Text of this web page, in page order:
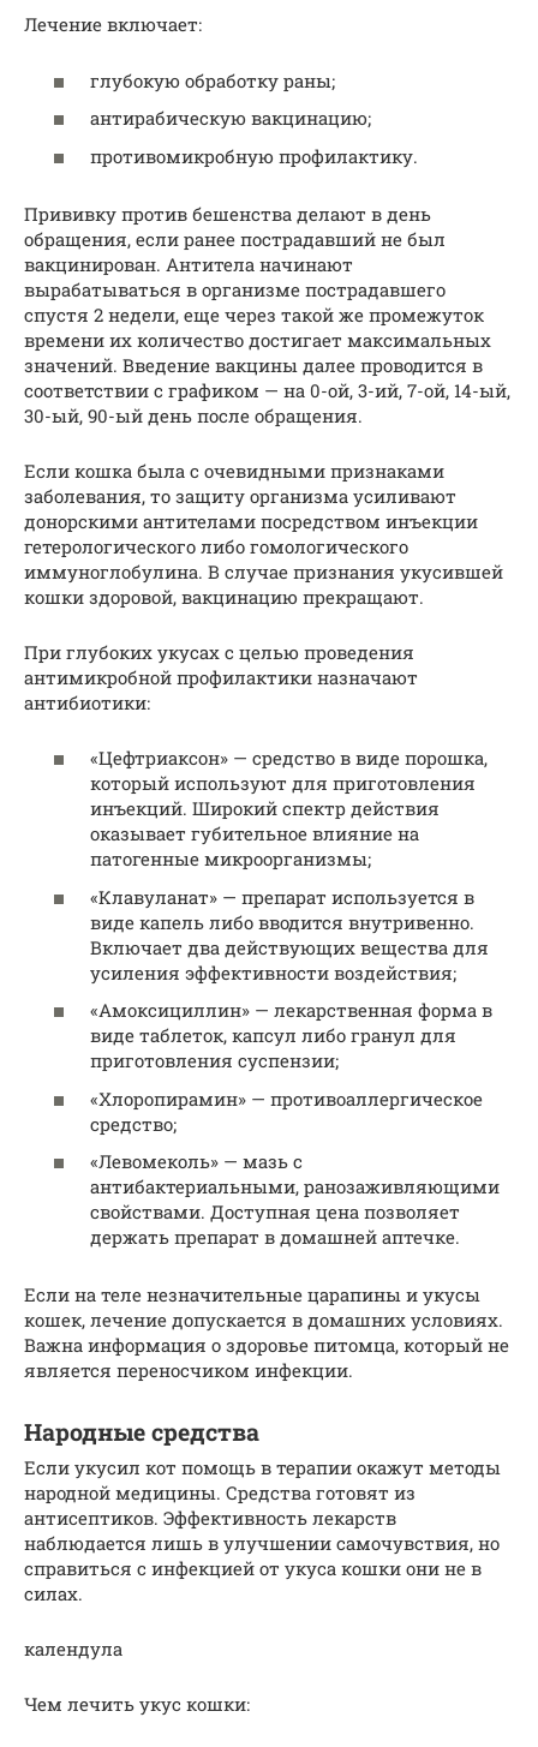
Лечение включает:
глубокую обработку раны;
антирабическую вакцинацию;
противомикробную профилактику.
Прививку против бешенства делают в день
обращения, если ранее пострадавший не был
вакцинирован. Антитела начинают
вырабатываться в организме пострадавшего
спустя 2 недели, еще через такой же промежуток
времени их количество достигает максимальных
значений. Введение вакцины далее проводится в
соответствии с графиком — на 0-ой, 3-ий, 7-ой, 14-ый,
30-ый, 90-ый день после обращения.
Если кошка была с очевидными признаками
заболевания, то защиту организма усиливают
донорскими антителами посредством инъекции
гетерологического либо гомологического
иммуноглобулина. В случае признания укусившей
кошки здоровой, вакцинацию прекращают.
При глубоких укусах с целью проведения
антимикробной профилактики назначают
антибиотики:
«Цефтриаксон» — средство в виде порошка,
который используют для приготовления
инъекций. Широкий спектр действия
оказывает губительное влияние на
патогенные микроорганизмы;
«Клавуланат» — препарат используется в
виде капель либо вводится внутривенно.
Включает два действующих вещества для
усиления эффективности воздействия;
«Амоксициллин» — лекарственная форма в
виде таблеток, капсул либо гранул для
приготовления суспензии;
«Хлоропирамин» — противоаллергическое
средство;
«Левомеколь» — мазь с
антибактериальными, ранозаживляющими
свойствами. Доступная цена позволяет
держать препарат в домашней аптечке.
Если на теле незначительные царапины и укусы
кошек, лечение допускается в домашних условиях.
Важна информация о здоровье питомца, который не
является переносчиком инфекции.
Народные средства
Если укусил кот помощь в терапии окажут методы
народной медицины. Средства готовят из
антисептиков. Эффективность лекарств
наблюдается лишь в улучшении самочувствия, но
справиться с инфекцией от укуса кошки они не в
силах.
календула
Чем лечить укус кошки: